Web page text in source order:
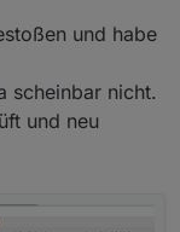
und habe
scheinbar nicht.
und neu